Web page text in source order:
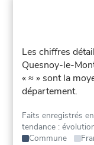
Les chiffres
Quesnoy-le-
« ≈ » sont la
département.
Faits enregistrés
tendance :
Commune